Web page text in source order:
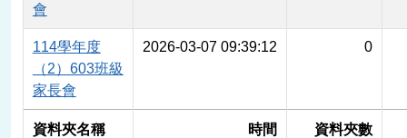
資料夾名稱 時間 資料夾數
會
114學年度
（2）603班級
家長會
2026-03-07 09:39:12 0